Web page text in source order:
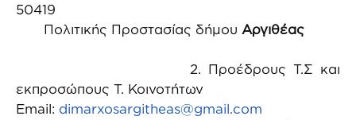
50419
Πολιτικής Προστασίας δήμου Αργιθέας
2. Προέδρους Τ.Σ και
εκπροσώπους Τ. Κοινοτήτων
Email: dimarxosargitheas@gmail.com